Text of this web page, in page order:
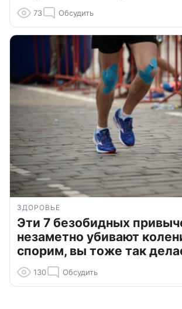
73 Обсудить
ЗДОРОВЬЕ
Эти 7 безобидных
незаметно убивают
спорим, вы тоже так
130 Обсудить